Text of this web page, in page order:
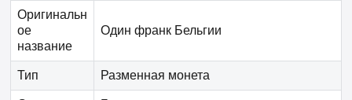
Оригинальн
ое
название
Один франк Бельгии
Тип Разменная монета